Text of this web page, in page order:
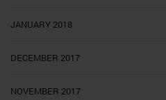
JANUARY 2018
DECEMBER 2017
NOVEMBER 2017